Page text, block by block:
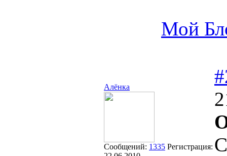
Мой
Алёнка
Сообщений: 1335 Регистрация: